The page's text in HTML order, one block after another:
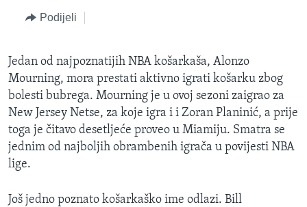
SJEDINJENE AMERIČKE DRŽAVE
SVIJET
NAUKA I TEHNOLOGIJA
KORUPCIJA
SLOBODA MEDIJA
ŽENSKA STRANA
IZBJEGLIČKA STRANA
MAGAZIN
O GLASU AMERIKE
Podijeli
Jedan od najpoznatijih NBA košarkaša, Alonzo
Mourning, mora prestati aktivno igrati košarku zbog
bolesti bubrega. Mourning je u ovoj sezoni zaigrao za
New Jersey Netse, za koje igra i i Zoran Planinić, a prije
toga je čitavo desetljeće proveo u Miamiju. Smatra se
jednim od najboljih obrambenih igrača u povijesti NBA
lige.
Još jedno poznato košarkaško ime odlazi. Bill